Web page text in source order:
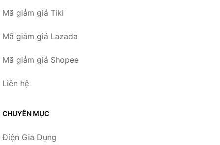
Mã giảm giá Tiki
Mã giảm giá Lazada
Mã giảm giá Shopee
Liên hệ
CHUYÊN MỤC
Điện Gia Dụng